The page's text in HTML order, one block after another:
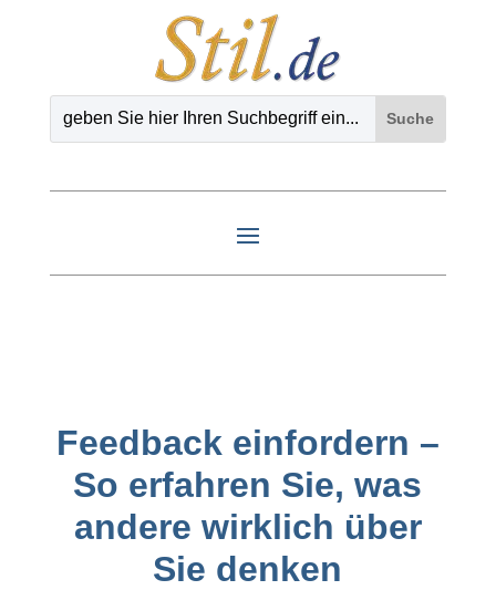
Feedback einfordern –
So erfahren Sie, was
andere wirklich über
Sie denken